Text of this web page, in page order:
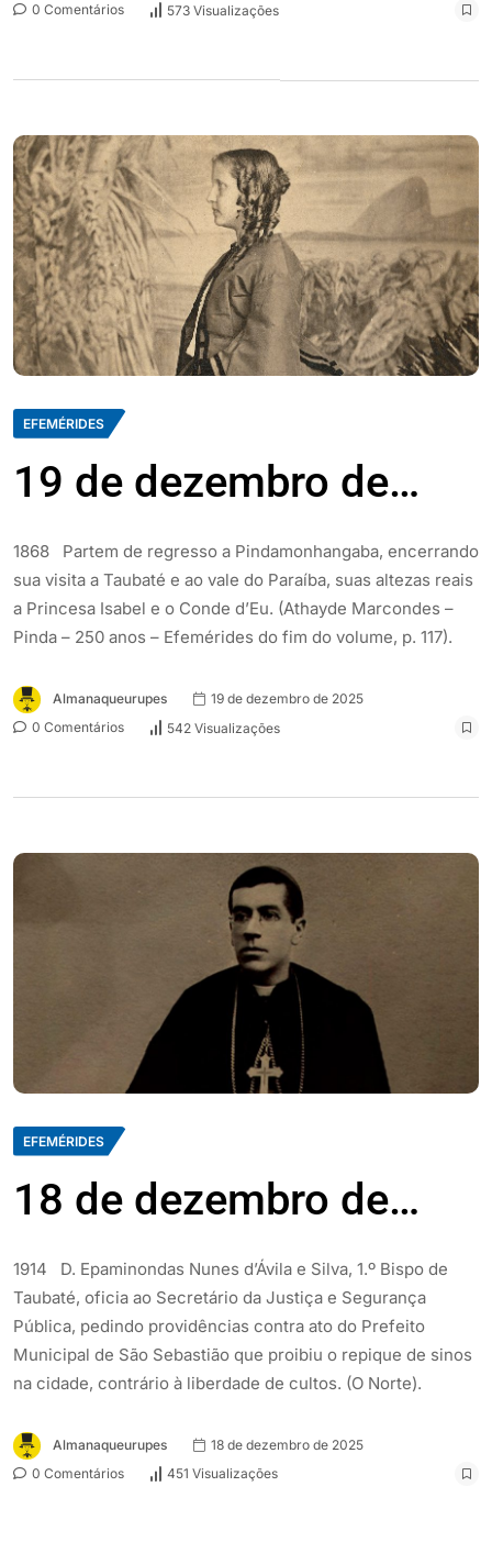
0 Comentários
573 Visualizações
EFEMÉRIDES
19 de dezembro de…
1868 Partem de regresso a Pindamonhangaba, encerrando
sua visita a Taubaté e ao vale do Paraíba, suas altezas reais
a Princesa Isabel e o Conde d’Eu. (Athayde Marcondes –
Pinda – 250 anos – Efemérides do fim do volume, p. 117).
Almanaqueurupes
19 de dezembro de 2025
0 Comentários
542 Visualizações
EFEMÉRIDES
18 de dezembro de…
1914 D. Epaminondas Nunes d’Ávila e Silva, 1.º Bispo de
Taubaté, oficia ao Secretário da Justiça e Segurança
Pública, pedindo providências contra ato do Prefeito
Municipal de São Sebastião que proibiu o repique de sinos
na cidade, contrário à liberdade de cultos. (O Norte).
Almanaqueurupes
18 de dezembro de 2025
0 Comentários
451 Visualizações